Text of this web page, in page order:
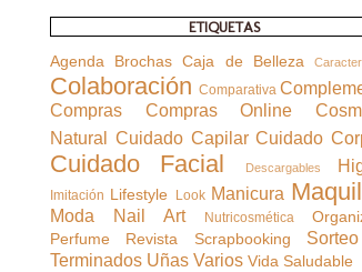
ETIQUETAS
Agenda BrochasCaja de Belleza
Colaboración Comparativa
Compras Compras Online
Natural Cuidado CapilarCuidado
Cuidado Facial Descargables
Imitación Lifestyle Look Manicura
Moda Nail Art Nutricosmética
Perfume
Revista Scrapbooking
Terminados Uñas Varios Vida Saludable